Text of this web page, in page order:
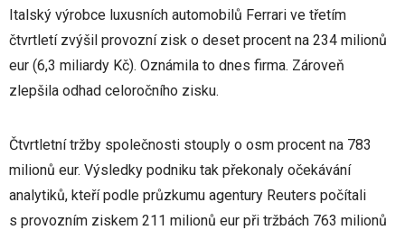
Italský výrobce luxusních automobilů Ferrari ve třetím
čtvrtletí zvýšil provozní zisk o deset procent na 234 milionů
eur (6,3 miliardy Kč). Oznámila to dnes firma. Zároveň
zlepšila odhad celoročního zisku.
Čtvrtletní tržby společnosti stouply o osm procent na 783
milionů eur. Výsledky podniku tak překonaly očekávání
analytiků, kteří podle průzkumu agentury Reuters počítali
s provozním ziskem 211 milionů eur při tržbách 763 milionů